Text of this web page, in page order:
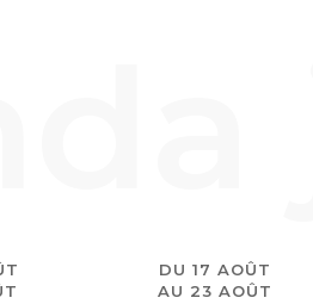
DU 17 AOÛT
AU 23 AOÛT